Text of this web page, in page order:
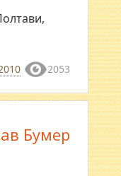
2053
Бумер